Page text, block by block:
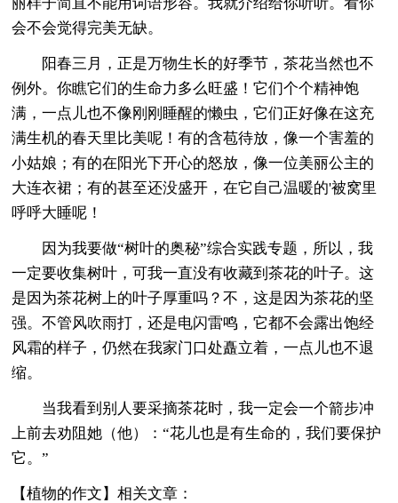
会不会觉得完美无缺。
阳春三月，正是万物生长的好季节，茶花当然也不
例外。你瞧它们的生命力多么旺盛！它们个个精神饱
满，一点儿也不像刚刚睡醒的懒虫，它们正好像在这充
满生机的春天里比美呢！有的含苞待放，像一个害羞的
小姑娘；有的在阳光下开心的怒放，像一位美丽公主的
大连衣裙；有的甚至还没盛开，在它自己温暖的'被窝里
呼呼大睡呢！
因为我要做“树叶的奥秘”综合实践专题，所以，我
一定要收集树叶，可我一直没有收藏到茶花的叶子。这
是因为茶花树上的叶子厚重吗？不，这是因为茶花的坚
强。不管风吹雨打，还是电闪雷鸣，它都不会露出饱经
风霜的样子，仍然在我家门口处矗立着，一点儿也不退
缩。
当我看到别人要采摘茶花时，我一定会一个箭步冲
上前去劝阻她（他）：“花儿也是有生命的，我们要保护
它。”
【植物的作文】相关文章：